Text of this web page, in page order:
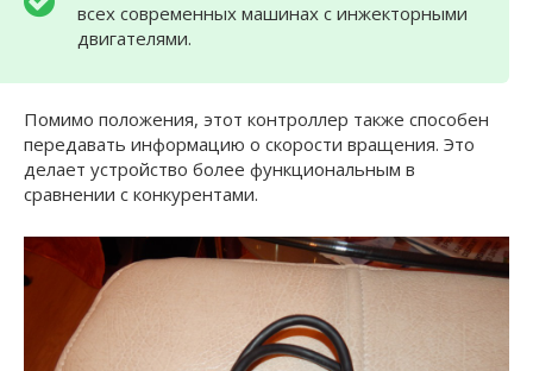
всех современных машинах с инжекторными
двигателями.
Помимо положения, этот контроллер также способен
передавать информацию о скорости вращения. Это
делает устройство более функциональным в
сравнении с конкурентами.